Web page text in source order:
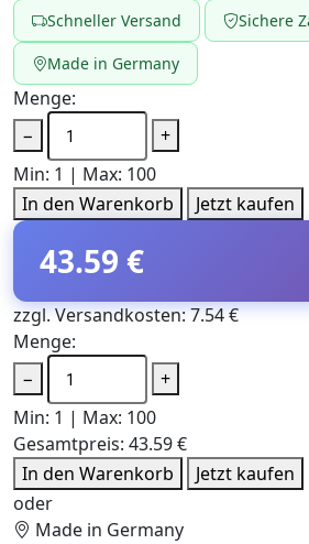
Schneller Versand Sichere
Made in Germany
Menge:
−
+
Min: 1 | Max: 100
In den Warenkorb
Jetzt kaufen
43.59 €
zzgl. Versandkosten: 7.54 €
Menge:
−
+
Min: 1 | Max: 100
Gesamtpreis: 43.59 €
In den Warenkorb
Jetzt kaufen
oder
Made in Germany